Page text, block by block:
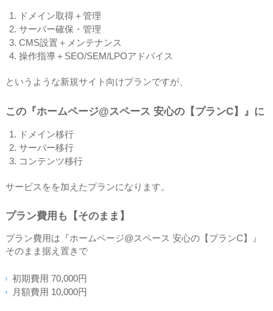
ドメイン取得＋管理
サーバー確保・管理
CMS設置＋メンテナンス
操作指導＋SEO/SEM/LPOアドバイス
というような新規サイト向けプランですが、
この『ホームページ@スペース 安心の【プランC】』に
ドメイン移行
サーバー移行
コンテンツ移行
サービスをを加えたプランになります。
プラン費用も【そのまま】
プラン費用は『ホームページ@スペース 安心の【プランC】』
そのまま据え置きで
初期費用 70,000円
月額費用 10,000円